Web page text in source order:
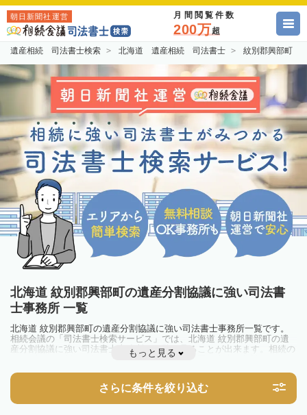
朝日新聞社運営 月間閲覧件数
200万超
遺産相続 司法書士検索 北海道 遺産相続 司法書士 紋別郡興部町
北海道 紋別郡興部町の遺産分割協議に強い司法書
士事務所 一覧
北海道 紋別郡興部町の遺産分割協議に強い司法書士事務所一覧です。
相続会議の「司法書士検索サービス」では、北海道 紋別郡興部町の遺
産分割協議に強い司法書士事務所を一覧で見ることが出来ます。相続の
トラブルやお悩みを抱えている方は一度近隣の司法書士に相談してみま
もっと見る
さらに条件を絞り込む